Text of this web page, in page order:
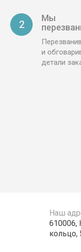
2
Мы
и
детали
Наш
610006,
кольцо,